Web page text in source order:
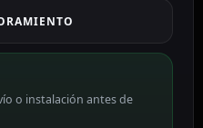
o instalación antes de